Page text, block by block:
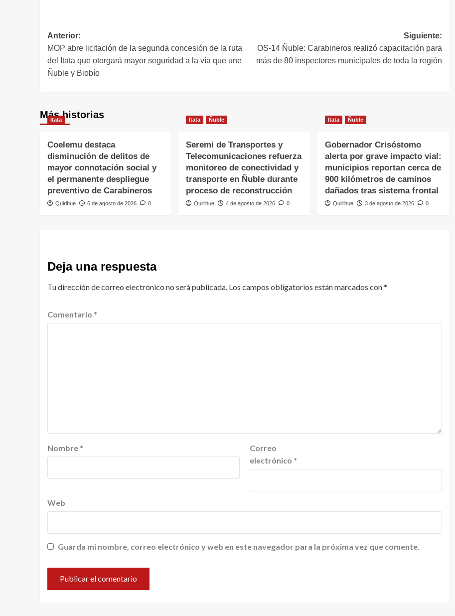
Anterior:
MOP abre licitación de la segunda concesión de la ruta
del Itata que otorgará mayor seguridad a la vía que une
Ñuble y Biobío
Siguiente:
OS-14 Ñuble: Carabineros realizó capacitación para
más de 80 inspectores municipales de toda la región
Más historias
Itata
Coelemu destaca
disminución de delitos de
mayor connotación social y
el permanente despliegue
preventivo de Carabineros
Quirihue 6 de agosto de 2026 0
Itata Ñuble
Seremi de Transportes y
Telecomunicaciones refuerza
monitoreo de conectividad y
transporte en Ñuble durante
proceso de reconstrucción
Quirihue 4 de agosto de 2026 0
Itata Ñuble
Gobernador Crisóstomo
alerta por grave impacto vial:
municipios reportan cerca de
900 kilómetros de caminos
dañados tras sistema frontal
Quirihue 3 de agosto de 2026 0
Deja una respuesta
Tu dirección de correo electrónico no será publicada. Los campos obligatorios están marcados con*
Comentario *
Nombre *
Correo
electrónico *
Web
Guarda mi nombre, correo electrónico y web en este navegador para la próxima vez que comente.